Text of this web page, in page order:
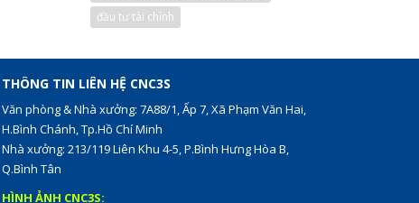
đầu tư tài chính
THÔNG TIN LIÊN HỆ CNC3S
Văn phòng & Nhà xưởng: 7A88/1, Ấp 7, Xã Phạm Văn Hai,
H.Bình Chánh, Tp.Hồ Chí Minh
Nhà xưởng: 213/119 Liên Khu 4-5, P.Bình Hưng Hòa B,
Q.Bình Tân
HÌNH ẢNH CNC3S: